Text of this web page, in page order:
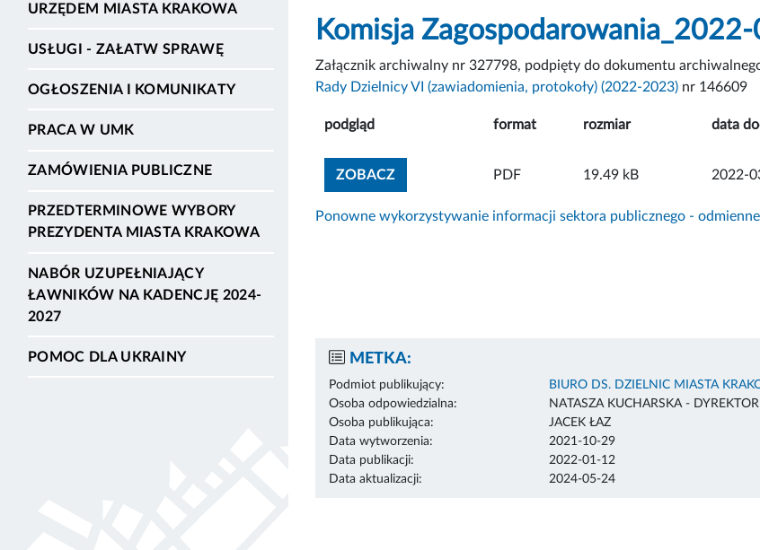
URZĘDEM MIASTA KRAKOWA
USŁUGI - ZAŁATW SPRAWĘ
OGŁOSZENIA I KOMUNIKATY
PRACA W UMK
ZAMÓWIENIA PUBLICZNE
PRZEDTERMINOWE WYBORY
PREZYDENTA MIASTA KRAKOWA
NABÓR UZUPEŁNIAJĄCY
ŁAWNIKÓW NA KADENCJĘ 2024-
2027
POMOC DLA UKRAINY
Komisja
Załącznik archiwalny nr 327798, podpięty do dokumentu
Rady Dzielnicy VI (zawiadomienia, protokoły) (2022-2023) nr 146609
podgląd format rozmiar data
ZOBACZZOBACZ ZAŁĄCZNIK
PDF 19.49 kB 2022-
Ponowne wykorzystywanie informacji sektora publicznego - odmienne
METKA:
Podmiot publikujący:
BIURO DS. DZIELNIC MIASTA
Osoba odpowiedzialna:
NATASZA KUCHARSKA -
Osoba publikująca:
JACEK ŁAZ
Data wytworzenia:
2021-10-29
Data publikacji:
2022-01-12
Data aktualizacji:
2024-05-24